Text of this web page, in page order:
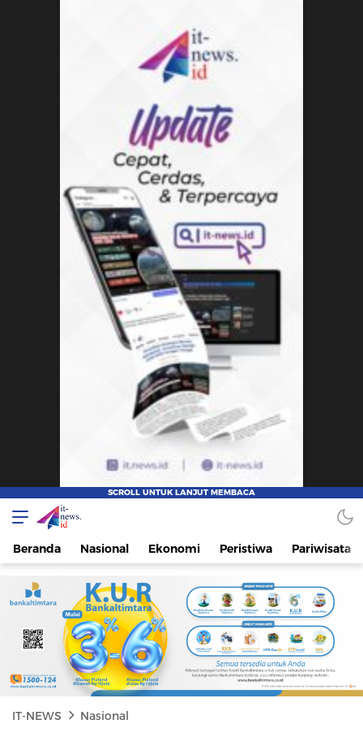
IT-NEWS
Update Cepat, Cerdas, dan Terpercaya
Beranda Nasional Ekonomi Peristiwa Pariwisata
IT-NEWS Nasional